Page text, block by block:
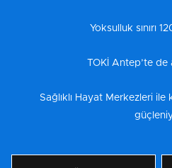
Yoksulluk sınırı
TOKİ Antep’te
Sağlıklı Hayat Merkezleri